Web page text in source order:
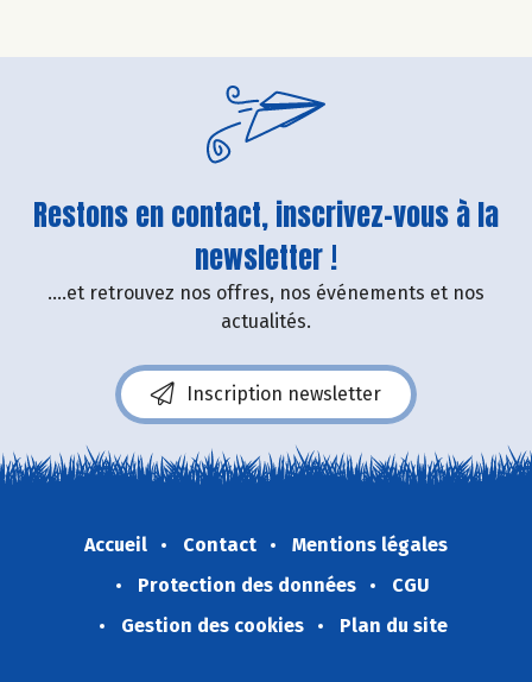
Restons en contact, inscrivez-vous à la
newsletter !
....et retrouvez nos offres, nos événements et nos
actualités.
Inscription newsletter
Accueil Contact
Mentions légales
Protection des données
CGU
Gestion des cookies
Plan du site